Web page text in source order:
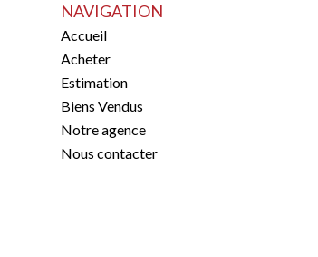
NAVIGATION
Accueil
Acheter
Estimation
Biens Vendus
Notre agence
Nous contacter